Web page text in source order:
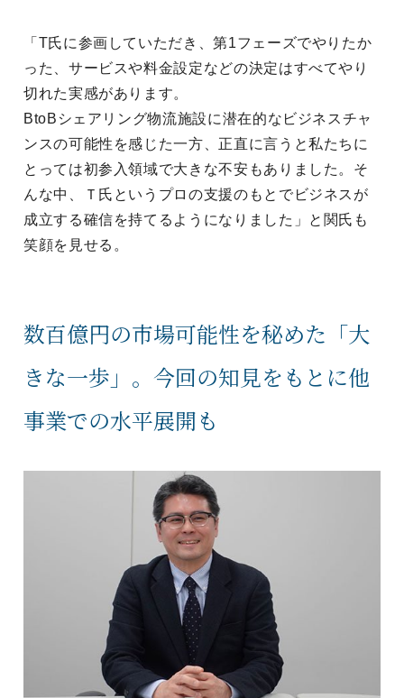
「T氏に参画していただき、第1フェーズでやりたか
った、サービスや料金設定などの決定はすべてやり
切れた実感があります。
BtoBシェアリング物流施設に潜在的なビジネスチャ
ンスの可能性を感じた一方、正直に言うと私たちに
とっては初参入領域で大きな不安もありました。そ
んな中、Ｔ氏というプロの支援のもとでビジネスが
成立する確信を持てるようになりました」と関氏も
笑顔を見せる。
数百億円の市場可能性を秘めた「大
きな一歩」。今回の知見をもとに他
事業での水平展開も